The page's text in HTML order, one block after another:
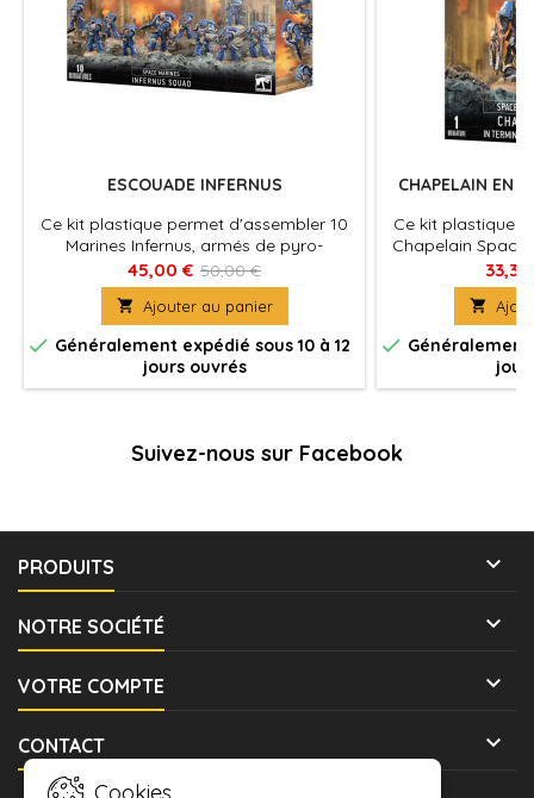
ESCOUADE INFERNUS
Ce kit plastique permet d'assembler 10
Marines Infernus, armés de pyro-
éclateurs pour éliminer les ennemis à
couvert.
45,00 € 50,00 €
 Ajouter au panier
 Généralement expédié sous 10 à 12
jours ouvrés
CHAPELAIN EN
Ce kit plastique
Chapelain
une robuste

 Généralement
Suivez-nous sur Facebook
PRODUITS 
NOTRE SOCIÉTÉ 
VOTRE COMPTE 
CONTACT 